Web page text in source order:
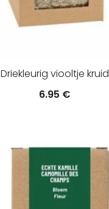
Driekleurig viooltje kruid
6.95 €